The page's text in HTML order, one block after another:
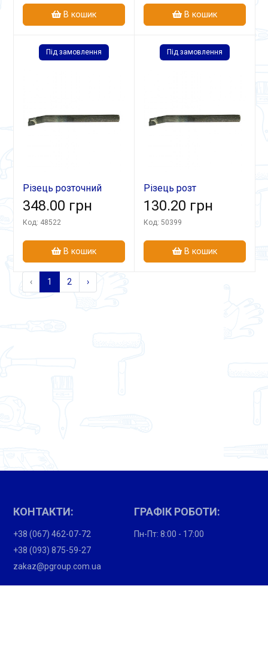
В кошик В кошик
Під замовлення
Різець розточний
20х20х170 Т15К6 гл
348.00 грн
Код: 48522
В кошик
Під замовлення
Різець розт
18х125х60 ВК8 гл
130.20 грн
Код: 50399
В кошик
‹ 1 2 ›
КОНТАКТИ:
+38 (067) 462-07-72
+38 (093) 875-59-27
zakaz@pgroup.com.ua
ГРАФІК РОБОТИ:
Пн-Пт: 8:00 - 17:00